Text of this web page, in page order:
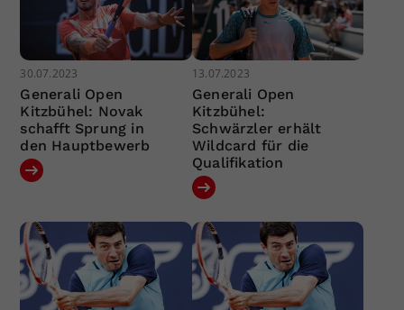
30.07.2023
Generali Open
Kitzbühel: Novak
schafft Sprung in
den Hauptbewerb
13.07.2023
Generali Open
Kitzbühel:
Schwärzler erhält
Wildcard für die
Qualifikation